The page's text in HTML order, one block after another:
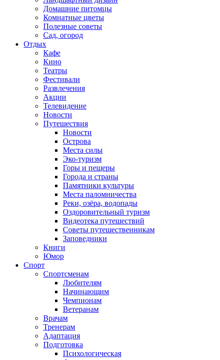
Домашние питомцы
Комнатные цветы
Полезные советы
Сад, огород
Отдых
Кафе
Кино
Театры
Фестивали
Развлечения
Акции
Телевидение
Новости
Путешествия
Новости
Острова
Места силы
Эко-туризм
Горы и пещеры
Города и страны
Памятники культуры
Места паломничества
Реки, озёра, водопады
Оздоровительный туризм
Видеотека путешествий
Советы путешественникам
Заповедники
Книги
Юмор
Спорт
Спортсменам
Любителям
Начинающим
Чемпионам
Ветеранам
Врачам
Тренерам
Адаптация
Подготовка
Психологическая